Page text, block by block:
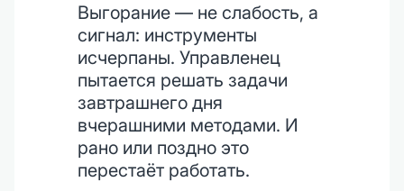
Выгорание — не слабость, а
сигнал: инструменты
исчерпаны. Управленец
пытается решать задачи
завтрашнего дня
вчерашними методами. И
рано или поздно это
перестаёт работать.